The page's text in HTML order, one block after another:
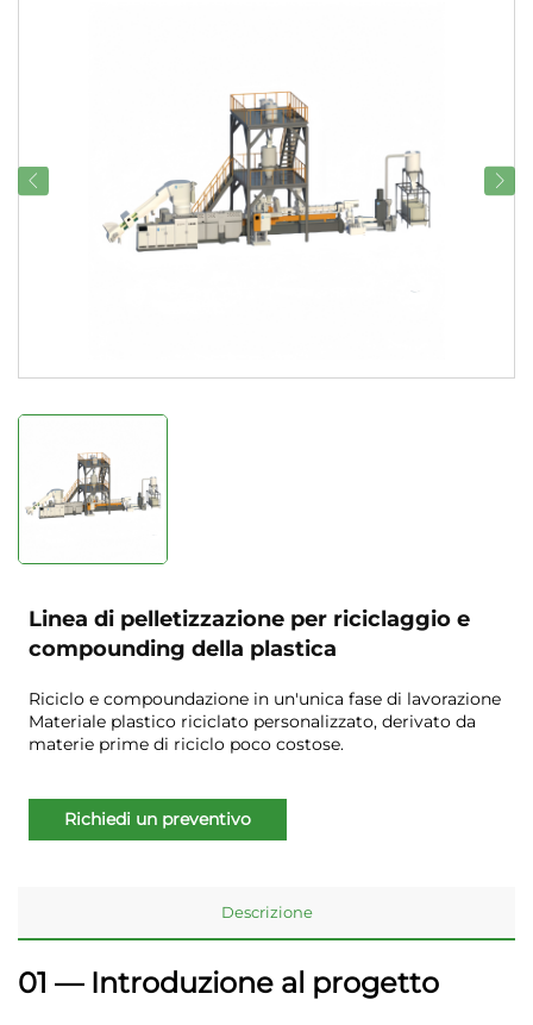
Linea di pelletizzazione per riciclaggio e
compounding della plastica
Riciclo e compoundazione in un'unica fase di lavorazione
Materiale plastico riciclato personalizzato, derivato da
materie prime di riciclo poco costose.
Richiedi un preventivo
Descrizione
01 — Introduzione al progetto